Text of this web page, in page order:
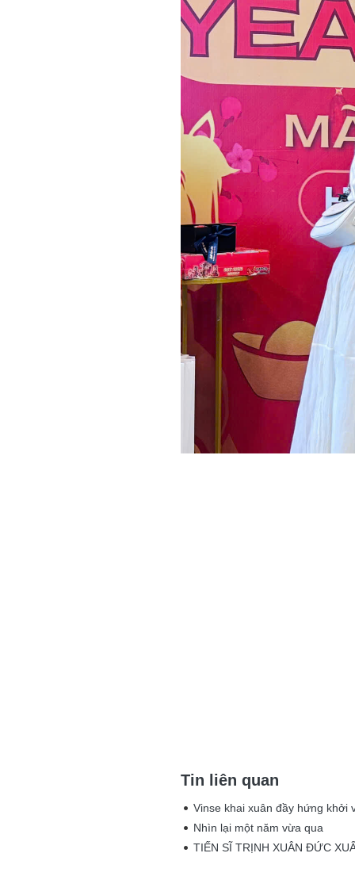
Tin liên quan
Vinse khai xuân đầy hứng khởi
Nhìn lại một năm vừa qua
TIẾN SĨ TRỊNH XUÂN ĐỨC